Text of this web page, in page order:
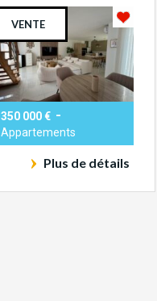
VENTE
350 000 € -
Appartements
Plus de détails